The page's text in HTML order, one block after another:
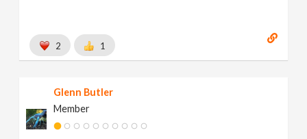
2 1
Glenn Butler
Member